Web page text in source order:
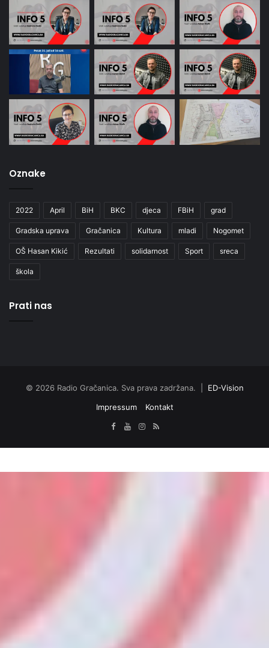
Oznake
2022 April BiH BKC djeca FBiH grad
Gradska uprava Gračanica Kultura mladi Nogomet
OŠ Hasan Kikić Rezultati solidarnost Sport sreca
škola
Prati nas
© 2026 Radio Gračanica. Sva prava zadržana. | ED-Vision
Impressum
Kontakt